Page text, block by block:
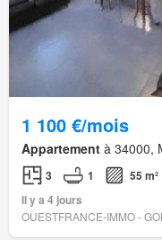
1 100 €/mois
Appartement à 34000,
3 1
55 m²
Il y a 4 jours
OUESTFRANCE-IMMO -